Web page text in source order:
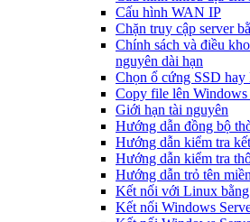
Cấu hình WAN IP
Chặn truy cập server
Chính sách và điều
nguyên dài hạn
Chọn ổ cứng SSD
Copy file lên Windows
Giới hạn tài nguyên
Hướng dẫn đồng bộ
Hướng dẫn kiểm tra
Hướng dẫn kiểm tra
Hướng dẫn trỏ tên
Kết nối với Linux bằng
Kết nối Windows